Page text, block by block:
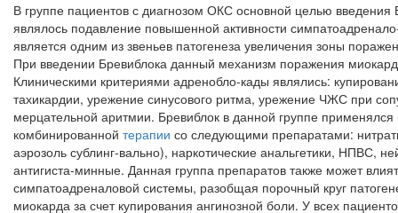
В группе пациентов с диагнозом ОКС основной целью введения
являлось подавление повышенной активности
является одним из звеньев патогенеза увеличения зоны
При введении Бревиблока данный механизм по­ражения
Клиническими критериями адренобло-кады являлись:
тахикардии, урежение синусового ритма, урежение ЧЖС при
мерцательной аритмии. Бревиблок в данной группе применялся
комбинированной терапии со следующими препаратами:
аэрозоль сублинг-вально), наркотические анальгетики, НПВС,
антигиста-минные. Данная группа препаратов также может
симпатоадреналовой системы, разобщая порочный круг
миокарда за счет купирования ангинозной боли. У всех